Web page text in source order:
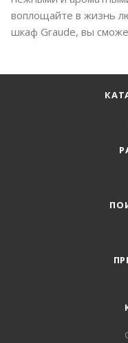
воплощайте в жизнь
шкаф Graude, вы